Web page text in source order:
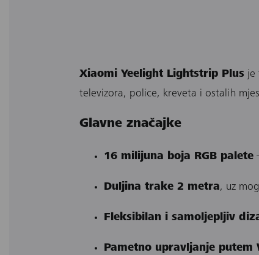
Xiaomi Yeelight Lightstrip Plus je
televizora, police, kreveta i ostalih
Glavne značajke
16 milijuna boja RGB palete
Duljina trake 2 metra, uz
Fleksibilan i samoljepljiv
Pametno upravljanje putem